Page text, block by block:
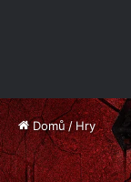
Domů/Hry